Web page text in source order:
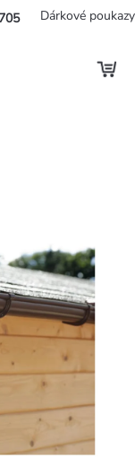
Dárkové poukazy